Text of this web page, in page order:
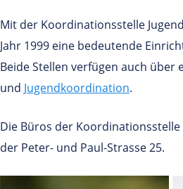
Mit der Koordinationsstelle
Jahr 1999 eine bedeutende
Beide Stellen verfügen auch über
und Jugendkoordination.
Die Büros der
der Peter- und Paul-Strasse 25.